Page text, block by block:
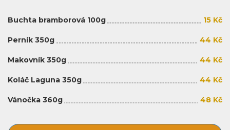
Buchta bramborová 100g 15 Kč
Perník 350g 44 Kč
Makovník 350g 44 Kč
Koláč Laguna 350g 44 Kč
Vánočka 360g 48 Kč